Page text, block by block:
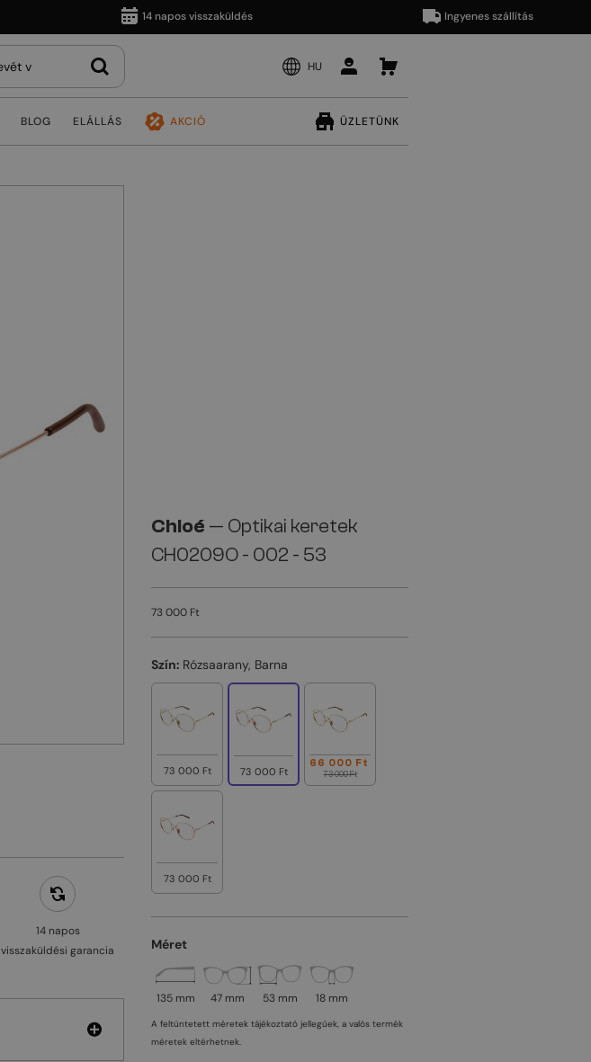
14 napos visszaküldés Ingyenes szállítás
HU
BLOG ELÁLLÁS AKCIÓ ÜZLETÜNK
14 napos
visszaküldési garancia
Chloé — Optikai keretek
CH0209O - 002 - 53
73 000 Ft
Szín: Rózsaarany, Barna
73 000 Ft 73 000 Ft
66 000 Ft
73 000 Ft
73 000 Ft
Méret
135 mm 47 mm 53 mm 18 mm
A feltüntetett méretek tájékoztató jellegűek, a valós termék
méretek eltérhetnek.